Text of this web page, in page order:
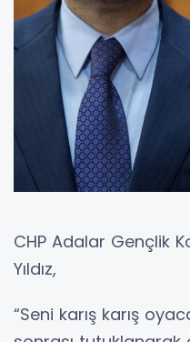
CHP Adalar Gençlik
Yıldız,
“Seni karış karış